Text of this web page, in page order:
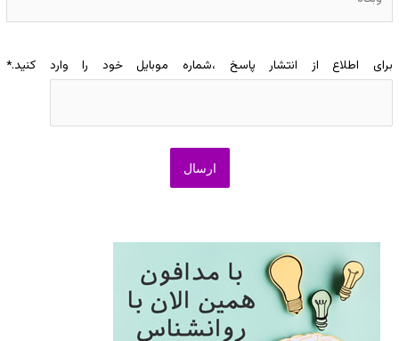
برای اطلاع از انتشار پاسخ ،شماره موبایل خود را وارد کنید.*